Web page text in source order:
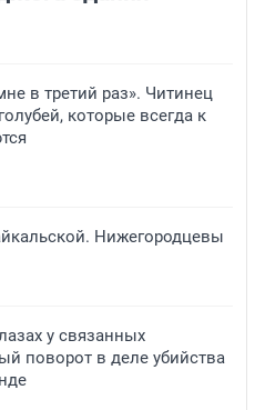
в третий раз». Читинец
которые всегда к
Нижегородцевы
у связанных
поворот в деле убийства